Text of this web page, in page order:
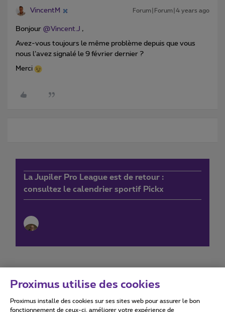
VincentM Forum|Forum|4 years ago
Bonjour @Vincent.J ,
Avez-vous toujours le même problème depuis que vous
nous l’avez signalé le 9 février dernier ?
Merci
La Jupiler Pro League est de retour :
consultez le calendrier sportif Pickx
Conditions d'utilisation Accessibility statement
Proximus utilise des cookies
Proximus installe des cookies sur ses sites web pour assurer le bon
fonctionnement de ceux-ci, améliorer votre expérience de